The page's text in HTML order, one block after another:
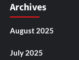
Archives
August 2025
July 2025